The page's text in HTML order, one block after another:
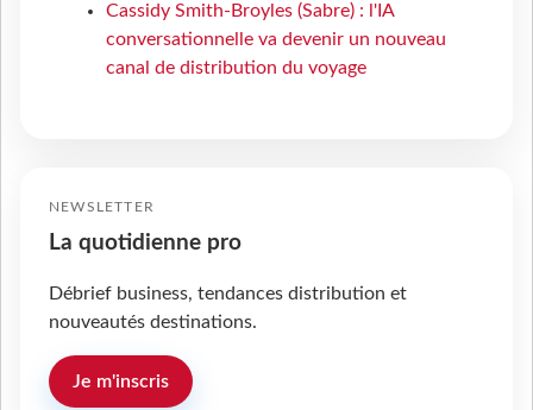
Cassidy Smith-Broyles (Sabre) : l'IA
conversationnelle va devenir un nouveau
canal de distribution du voyage
NEWSLETTER
La quotidienne pro
Débrief business, tendances distribution et
nouveautés destinations.
Je m'inscris